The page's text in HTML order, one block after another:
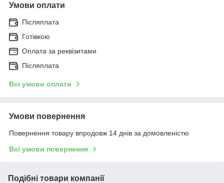
Умови оплати
Післяплата
Готівкою
Оплата за реквізитами
Післяплата
Всі умови оплати
Умови повернення
Повернення товару впродовж 14 днів за домовленістю
Всі умови повернення
Подібні товари компанії